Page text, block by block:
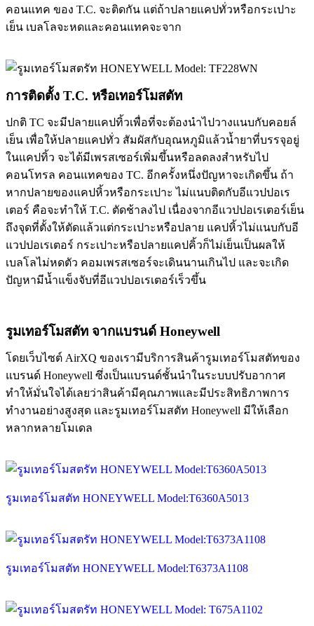
คอนแทค ของ T.C. จะติดกัน แต่ถ้าปลายแคปทั่วหรือกระเปาะ
เย็น เบลโลจะหดและคอนแทคจะจาก
การติดตั้ง T.C. หรือเทอร์โมสตัท
ปกติ TC จะมีปลายแคปทิ้วเพื่อที่จะต้องนําไปวางแนบกับคอยล์
เย็น เพื่อให้ปลายแคปทั่ว สัมผัสกับอุณหภูมิแล้วน้ำยาที่บรรจุอยู่
ในแคปทิ้ว จะได้มีเพรสเซอร์เพิ่มขึ้นหรือลดลงสําหรับไป
คอนโทรล คอนแทคของ TC. อีกครั้งหนึ่งปัญหาจะเกิดขึ้น ถ้า
หากปลายของแคปหิ้วหรือกระเปาะ ไม่แนบติดกับอีแวปปอเร
เตอร์ คือจะทําให้ T.C. ตัดช้าลงไป เนื่องจากอีแวปปอเรเตอร์เย็น
ถึงจุดที่ตั้งให้ตัดแล้วแต่กระเปาะหรือปลาย แคปหิ้วไม่แนบกับอี
แวปปอเรเตอร์ กระเปาะหรือปลายแคปคิ้วก็ไม่เย็นเป็นผลให้
เบลโลไม่หดตัว คอมเพรสเซอร์จะเดินนานเกินไป และจะเกิด
ปัญหามีน้ำแข็งจับที่อีแวปปอเรเตอร์เร็วขึ้น
รูมเทอร์โมสตัท จากแบรนด์ Honeywell
โดยเว็บไซต์ AirXQ ของเรามีบริการสินค้ารูมเทอร์โมสตัทของ
แบรนด์ Honeywell ซึ่งเป็นแบรนด์ชั้นนำในระบบปรับอากาศ
ทำให้มั่นใจได้เลยว่าสินค้ามีคุณภาพเเละมีประสิทธิภาพการ
ทำงานอย่างสูงสุด เเละรูมเทอร์โมสตัท Honeywell มีให้เลือก
หลากหลายโมเดล
รูมเทอร์โมสตัท HONEYWELL Model:T6360A5013
รูมเทอร์โมสตัท HONEYWELL Model:T6373A1108